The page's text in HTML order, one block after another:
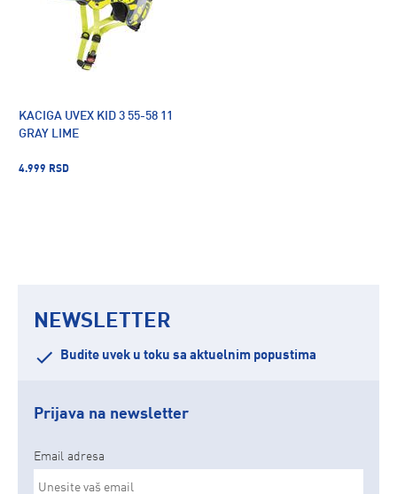
KACIGA UVEX KID 3 55-58 11
GRAY LIME
4.999 RSD
NEWSLETTER
Budite uvek u toku sa aktuelnim popustima
Prijava na newsletter
Email adresa